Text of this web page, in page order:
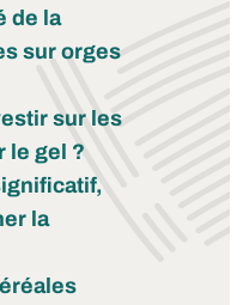
de la
sur orges
sur les
le gel ?
la